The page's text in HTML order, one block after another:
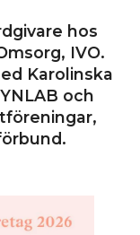
hos
IVO.
Karolinska
och